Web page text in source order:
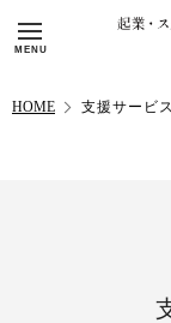
HOME 支援サービ